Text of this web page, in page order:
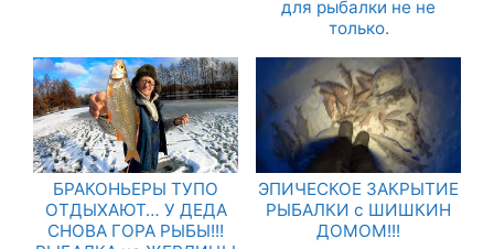
для рыбалки не не
только.
БРАКОНЬЕРЫ ТУПО
ОТДЫХАЮТ… У ДЕДА
СНОВА ГОРА РЫБЫ!!!
ЭПИЧЕСКОЕ ЗАКРЫТИЕ
РЫБАЛКИ с ШИШКИН
ДОМОМ!!!